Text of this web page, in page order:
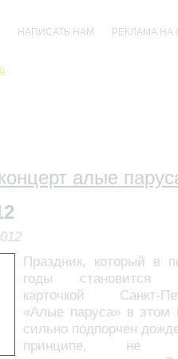
НАПИСАТЬ НАМ РЕКЛАМА НА
алые
Праздник, который в
годы становится
карточкой Санкт-
«Алые паруса» в этом
сильно подпорчен
принципе, не